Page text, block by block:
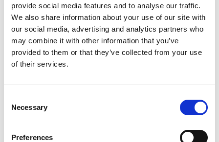
provide social media features and to analyse our traffic.
We also share information about your use of our site with
our social media, advertising and analytics partners who
may combine it with other information that you’ve
provided to them or that they’ve collected from your use
of their services.
Selection
Necessary
Preferences